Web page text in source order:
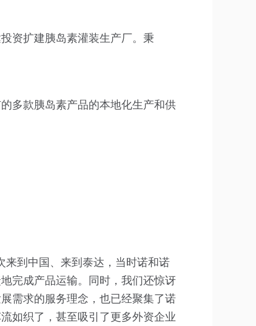
资扩建胰岛素灌装生产厂。秉
多款胰岛素产品的本地化生产和供
来到中国、来到泰达，当时诺和诺
完成产品运输。同时，我们还惊讶
需求的服务理念，也已经聚集了诺
如织了，甚至吸引了更多外资企业